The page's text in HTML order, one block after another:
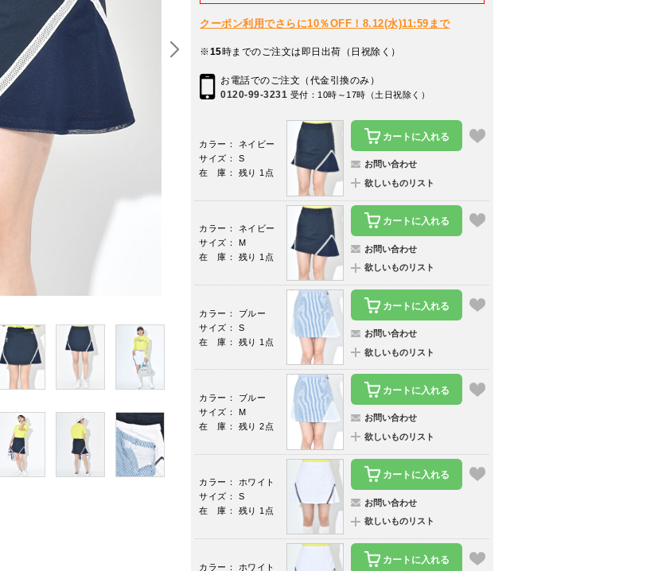
クーポン利用でさらに10％OFF！8.12(水)11:59まで
※15時までのご注文は即日出荷（日祝除く）
お電話でのご注文（代金引換のみ）
0120-99-3231 受付：10時～17時（土日祝除く）
カラー： ネイビー
サイズ： S
在 庫： 残り 1点
カートに入れる
お問い合わせ
欲しいものリスト
カラー： ネイビー
サイズ： M
在 庫： 残り 1点
カートに入れる
お問い合わせ
欲しいものリスト
カラー： ブルー
サイズ： S
在 庫： 残り 1点
カートに入れる
お問い合わせ
欲しいものリスト
カラー： ブルー
サイズ： M
在 庫： 残り 2点
カートに入れる
お問い合わせ
欲しいものリスト
カラー： ホワイト
サイズ： S
在 庫： 残り 1点
カートに入れる
お問い合わせ
欲しいものリスト
カラー： ホワイト
カートに入れる